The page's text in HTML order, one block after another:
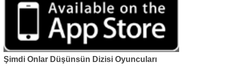
Şimdi Onlar Düşünsün Dizisi Oyuncuları